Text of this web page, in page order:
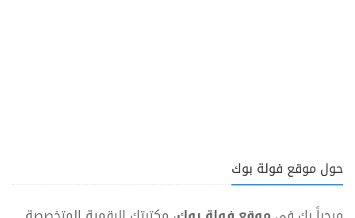
حول موقع فولة بوك